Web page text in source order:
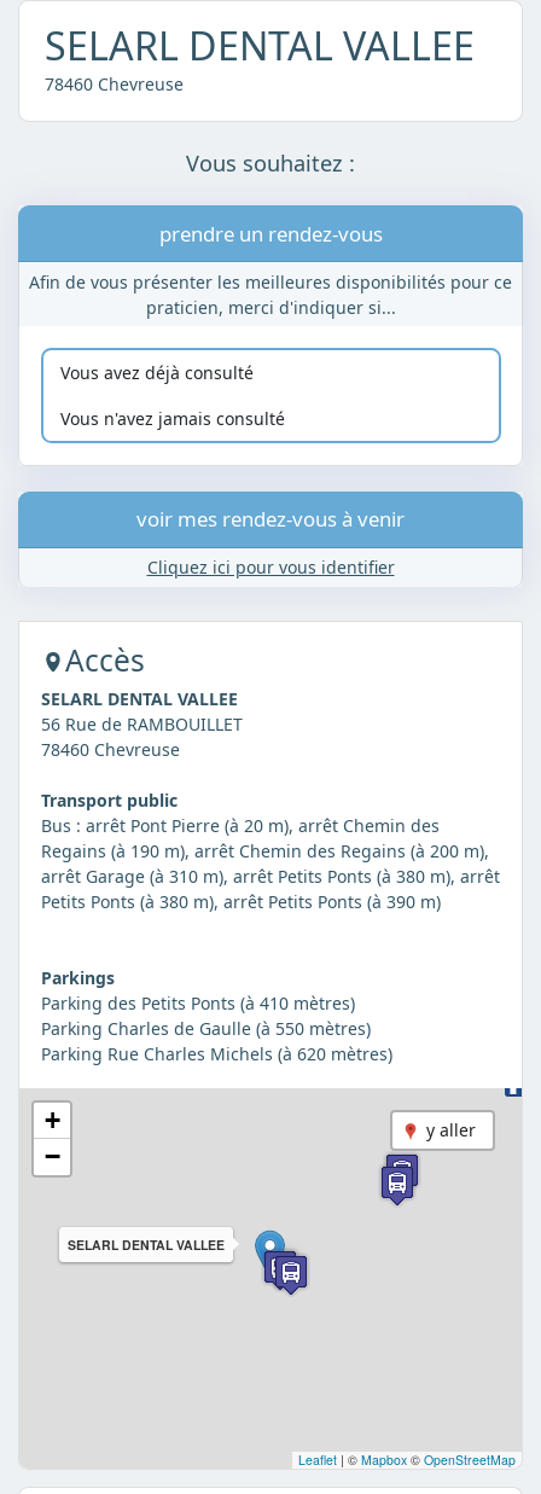
SELARL DENTAL VALLEE
78460 Chevreuse
Vous souhaitez :
prendre un rendez-vous
Afin de vous présenter les meilleures disponibilités pour ce
praticien, merci d'indiquer si...
Vous avez déjà consulté
Vous n'avez jamais consulté
voir mes rendez-vous à venir
Cliquez ici pour vous identifier
Accès
SELARL DENTAL VALLEE
56 Rue de RAMBOUILLET
78460 Chevreuse
Transport public
Bus : arrêt Pont Pierre (à 20 m), arrêt Chemin des
Regains (à 190 m), arrêt Chemin des Regains (à 200 m),
arrêt Garage (à 310 m), arrêt Petits Ponts (à 380 m), arrêt
Petits Ponts (à 380 m), arrêt Petits Ponts (à 390 m)
Parkings
Parking des Petits Ponts (à 410 mètres)
Parking Charles de Gaulle (à 550 mètres)
Parking Rue Charles Michels (à 620 mètres)
y aller
SELARL DENTAL VALLEE
+
−
Leaflet | © Mapbox © OpenStreetMap